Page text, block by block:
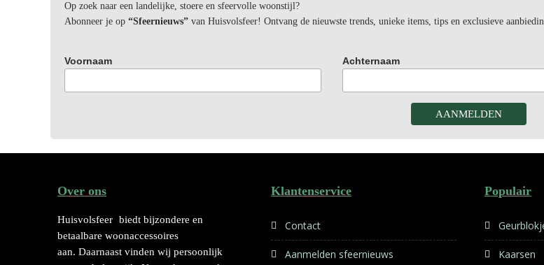
Op zoek naar een landelijke, stoere en sfeervolle woonstijl?
Abonneer je op “Sfeernieuws” van Huisvolsfeer! Ontvang de nieuwste trends, unieke items, tips en exclusieve
Voornaam Achternaam
Over ons
Huisvolsfeer biedt bijzondere en
betaalbare woonaccessoires
aan. Daarnaast vinden wij persoonlijk
Klantenservice
Contact
Aanmelden sfeernieuws
Populair
Kaarsen